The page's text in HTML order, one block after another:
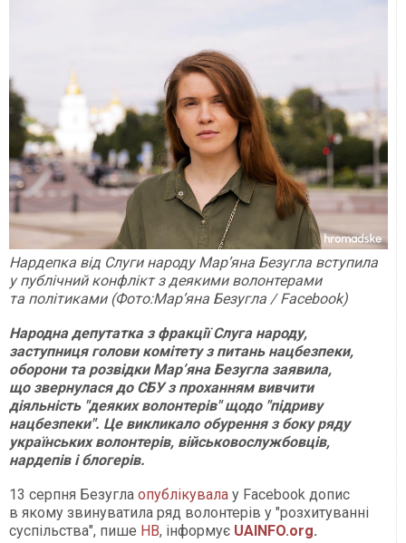
Нардепка від Слуги народу Мар’яна Безугла вступила
у публічний конфлікт з деякими волонтерами
та політиками (Фото:Мар’яна Безугла / Facebook)
Народна депутатка з фракції Слуга народу,
заступниця голови комітету з питань нацбезпеки,
оборони та розвідки Мар’яна Безугла заявила,
що звернулася до СБУ з проханням вивчити
діяльність "деяких волонтерів" щодо "підриву
нацбезпеки". Це викликало обурення з боку ряду
українських волонтерів, військовослужбовців,
нардепів і блогерів.
13 серпня Безугла опублікувала у Facebook допис
в якому звинуватила ряд волонтерів у "розхитуванні
суспільства", пише НВ, інформує UAINFO.org.